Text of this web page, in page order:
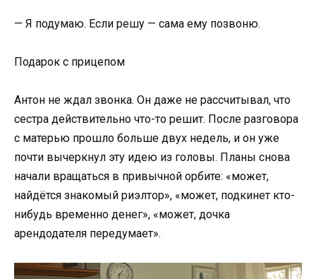
— Я подумаю. Если решу — сама ему позвоню.
Подарок с прицепом
Антон не ждал звонка. Он даже не рассчитывал, что
сестра действительно что-то решит. После разговора
с матерью прошло больше двух недель, и он уже
почти вычеркнул эту идею из головы. Планы снова
начали вращаться в привычной орбите: «может,
найдётся знакомый риэлтор», «может, подкинет кто-
нибудь временно денег», «может, дочка
арендодателя передумает».